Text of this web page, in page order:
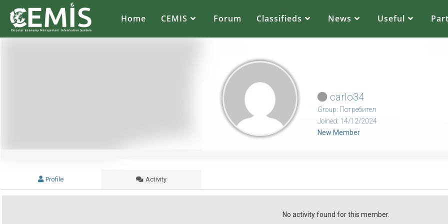
Home CEMIS Forum Classifieds News Useful
– Разделно събиране на отпадъци – карта по общини. Кликнете върху избрана от Вас община за да се зареди
carlo34
Group: Потребител
Joined: 14/12/2024
New Member
Profile Activity
No activity found for this member.